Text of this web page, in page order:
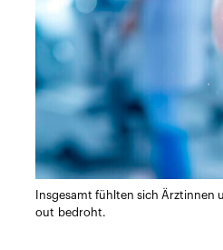
Insgesamt fühlten sich Ärztinnen
out bedroht.